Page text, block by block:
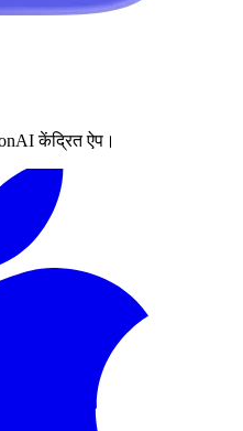
केंद्रित ऐप।